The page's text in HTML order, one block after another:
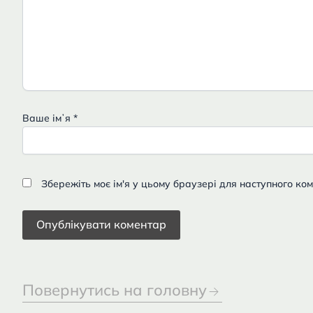
Ваше імʼя *
Збережіть моє ім'я у цьому браузері для наступного
Повернутись на головну